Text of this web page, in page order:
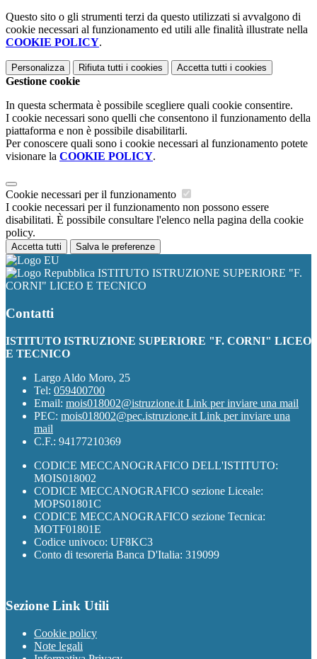
Questo sito o gli strumenti terzi da questo utilizzati si avvalgono di
cookie necessari al funzionamento ed utili alle finalità illustrate nella
COOKIE POLICY.
Personalizza Rifiuta tutti i cookies Accetta tutti i cookies
Gestione cookie
In questa schermata è possibile scegliere quali cookie consentire.
I cookie necessari sono quelli che consentono il funzionamento della
piattaforma e non è possibile disabilitarli.
Per conoscere quali sono i cookie necessari al funzionamento potete
visionare la COOKIE POLICY.
Cookie necessari per il funzionamento
I cookie necessari per il funzionamento non possono essere
disabilitati. È possibile consultare l'elenco nella pagina della cookie
policy.
Accetta tutti Salva le preferenze
ISTITUTO ISTRUZIONE SUPERIORE "F.
CORNI" LICEO E TECNICO
Contatti
ISTITUTO ISTRUZIONE SUPERIORE "F. CORNI" LICEO
E TECNICO
Largo Aldo Moro, 25
Tel: 059400700
Email: mois018002@istruzione.it Link per inviare una mail
PEC: mois018002@pec.istruzione.it Link per inviare una
mail
C.F.: 94177210369
CODICE MECCANOGRAFICO DELL'ISTITUTO:
MOIS018002
CODICE MECCANOGRAFICO sezione Liceale:
MOPS01801C
CODICE MECCANOGRAFICO sezione Tecnica:
MOTF01801E
Codice univoco: UF8KC3
Conto di tesoreria Banca D'Italia: 319099
Sezione Link Utili
Cookie policy
Note legali